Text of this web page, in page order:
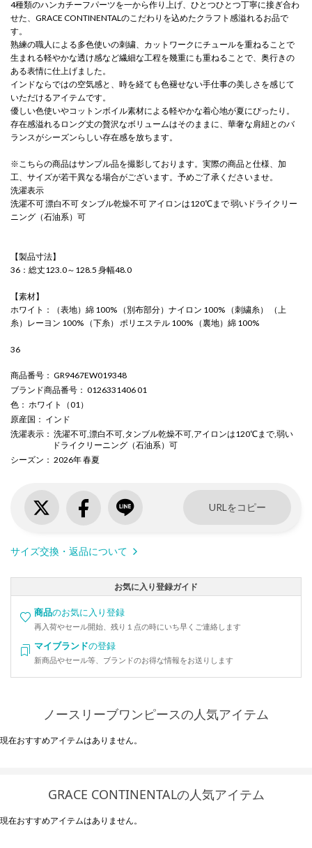
4種類のハンカチーフパーツを一から作り上げ、ひとつひとつ丁寧に接ぎ合わ
せた、GRACE CONTINENTALのこだわりを込めたクラフト感溢れるお品で
す。
熟練の職人による多色使いの刺繍、カットワークにチュールを重ねることで
生まれる軽やかな透け感など繊細な工程を幾重にも重ねることで、奥行きの
ある表情に仕上げました。
インドならではの空気感と、時を経ても色褪せない手仕事の美しさを感じて
いただけるアイテムです。
優しい色使いやコットンボイル素材による軽やかな着心地が夏にぴったり。
存在感溢れるロング丈の贅沢なボリュームはそのままに、華奢な肩紐とのバ
ランスがシーズンらしい存在感を放ちます。
※こちらの商品はサンプル品を撮影しております。実際の商品と仕様、加
工、サイズが若干異なる場合がございます。予めご了承くださいませ。
洗濯表示
洗濯不可 漂白不可 タンブル乾燥不可 アイロンは120℃まで 弱いドライクリー
ニング（石油系）可
【製品寸法】
36：総丈123.0～128.5 身幅48.0
【素材】
ホワイト：（表地）綿 100% （別布部分）ナイロン 100% （刺繍糸） （上
糸）レーヨン 100% （下糸） ポリエステル 100% （裏地）綿 100%
36
商品番号 ： GR9467EW019348
ブランド商品番号 ： 0126331406 01
色 ： ホワイト（01）
原産国 ： インド
洗濯表示 ： 洗濯不可,漂白不可,タンブル乾燥不可,アイロンは120℃まで,弱い
ドライクリーニング（石油系）可
シーズン ： 2026年 春夏
URLをコピー
サイズ交換・返品について
お気に入り登録ガイド
商品のお気に入り登録
再入荷やセール開始、残り１点の時にいち早くご連絡します
マイブランドの登録
新商品やセール等、ブランドのお得な情報をお送りします
ノースリーブワンピースの人気アイテム
現在おすすめアイテムはありません。
GRACE CONTINENTALの人気アイテム
現在おすすめアイテムはありません。